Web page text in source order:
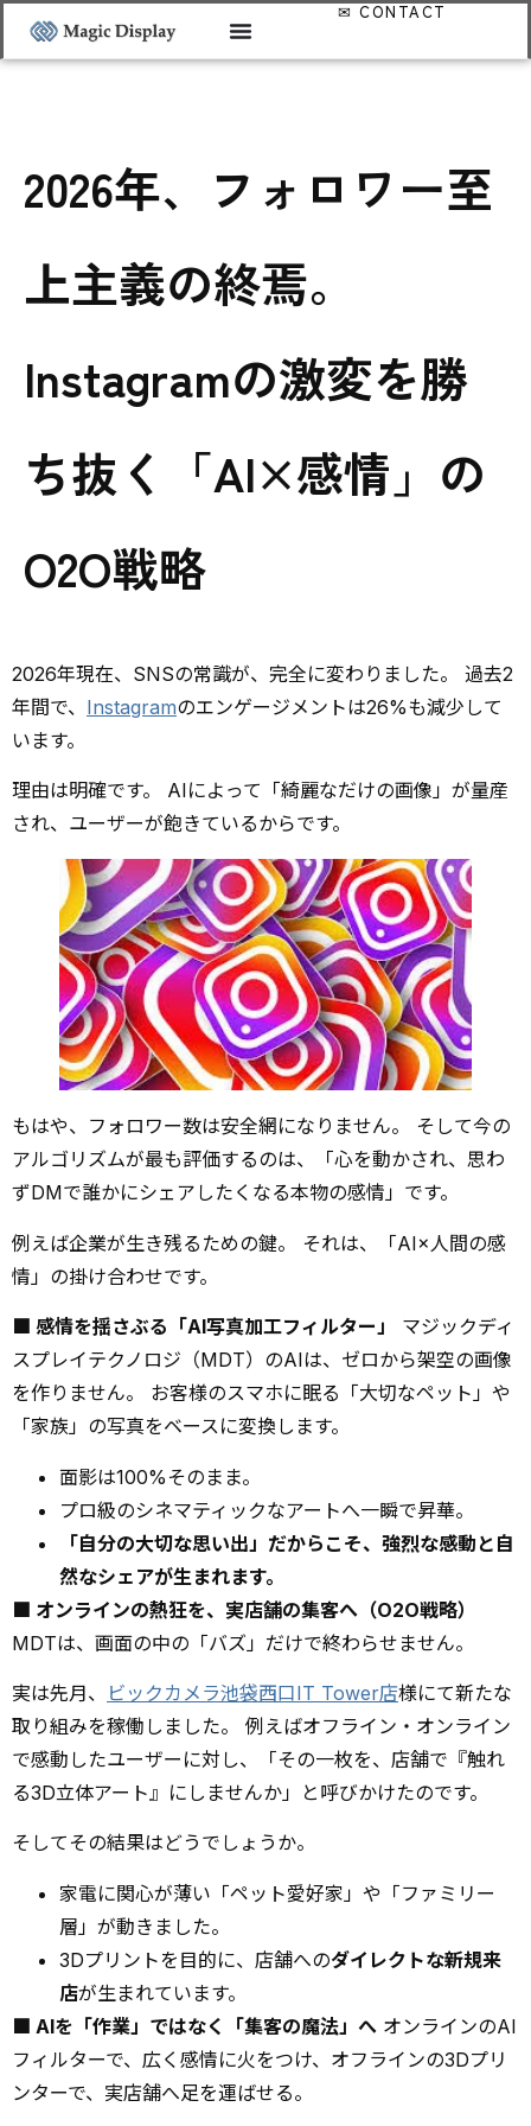
2026年、フォロワー至
上主義の終焉。
Instagramの激変を勝
ち抜く「AI×感情」の
O2O戦略
2026年現在、SNSの常識が、完全に変わりました。 過去2
年間で、 Instagramのエンゲージメントは26%も減少して
います。
理由は明確です。 AIによって「綺麗なだけの画像」が量産
され、ユーザーが飽きているからです。
もはや、フォロワー数は安全網になりません。 そして今の
アルゴリズムが最も評価するのは、「心を動かされ、思わ
ずDMで誰かにシェアしたくなる本物の感情」です。
例えば企業が生き残るための鍵。 それは、「AI×人間の感
情」の掛け合わせです。
■ 感情を揺さぶる「AI写真加工フィルター」
マジックディ
スプレイテクノロジ（MDT）のAIは、ゼロから架空の画像
を作りません。 お客様のスマホに眠る「大切なペット」や
「家族」の写真をベースに変換します。
面影は100%そのまま。
プロ級のシネマティックなアートへ一瞬で昇華。
「自分の大切な思い出」だからこそ、強烈な感動と自
然なシェアが生まれます。
■ オンラインの熱狂を、実店舗の集客へ（O2O戦略）
MDTは、画面の中の「バズ」だけで終わらせません。
実は先月、 ビックカメラ池袋西口IT Tower店様にて新たな
取り組みを稼働しました。 例えばオフライン・オンライン
で感動したユーザーに対し、「その一枚を、店舗で『触れ
る3D立体アート』にしませんか」と呼びかけたのです。
そしてその結果はどうでしょうか。
家電に関心が薄い「ペット愛好家」や「ファミリー
層」が動きました。
3Dプリントを目的に、店舗へのダイレクトな新規来
店が生まれています。
■ AIを「作業」ではなく「集客の魔法」へ オンラインのAI
フィルターで、広く感情に火をつけ、オフラインの3Dプリ
ンターで、実店舗へ足を運ばせる。